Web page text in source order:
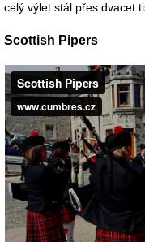
celý výlet stál přes dvacet
Scottish Pipers